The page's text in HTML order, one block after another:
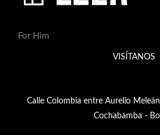
For Him
VISÍTANOS
Calle Colombia entre Aurelio
Cochabamba -